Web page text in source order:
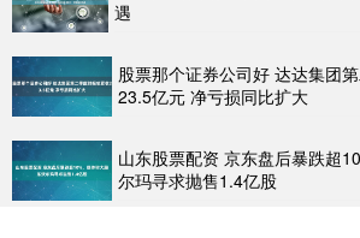
遇
股票那个证券公司好 达达集团
23.5亿元 净亏损同比扩大
山东股票配资 京东盘后暴跌超
尔玛寻求抛售1.4亿股